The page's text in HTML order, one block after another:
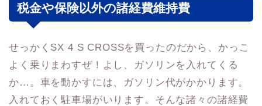
税金や保険以外の諸経費維持費
せっかくSX 4 S CROSSを買ったのだから、かっこ
よく乗りまわすぜ！よし、ガソリンを入れてくる
か…。車を動かすには、ガソリン代がかかります。
入れておく駐車場がいります。そんな諸々の諸経費